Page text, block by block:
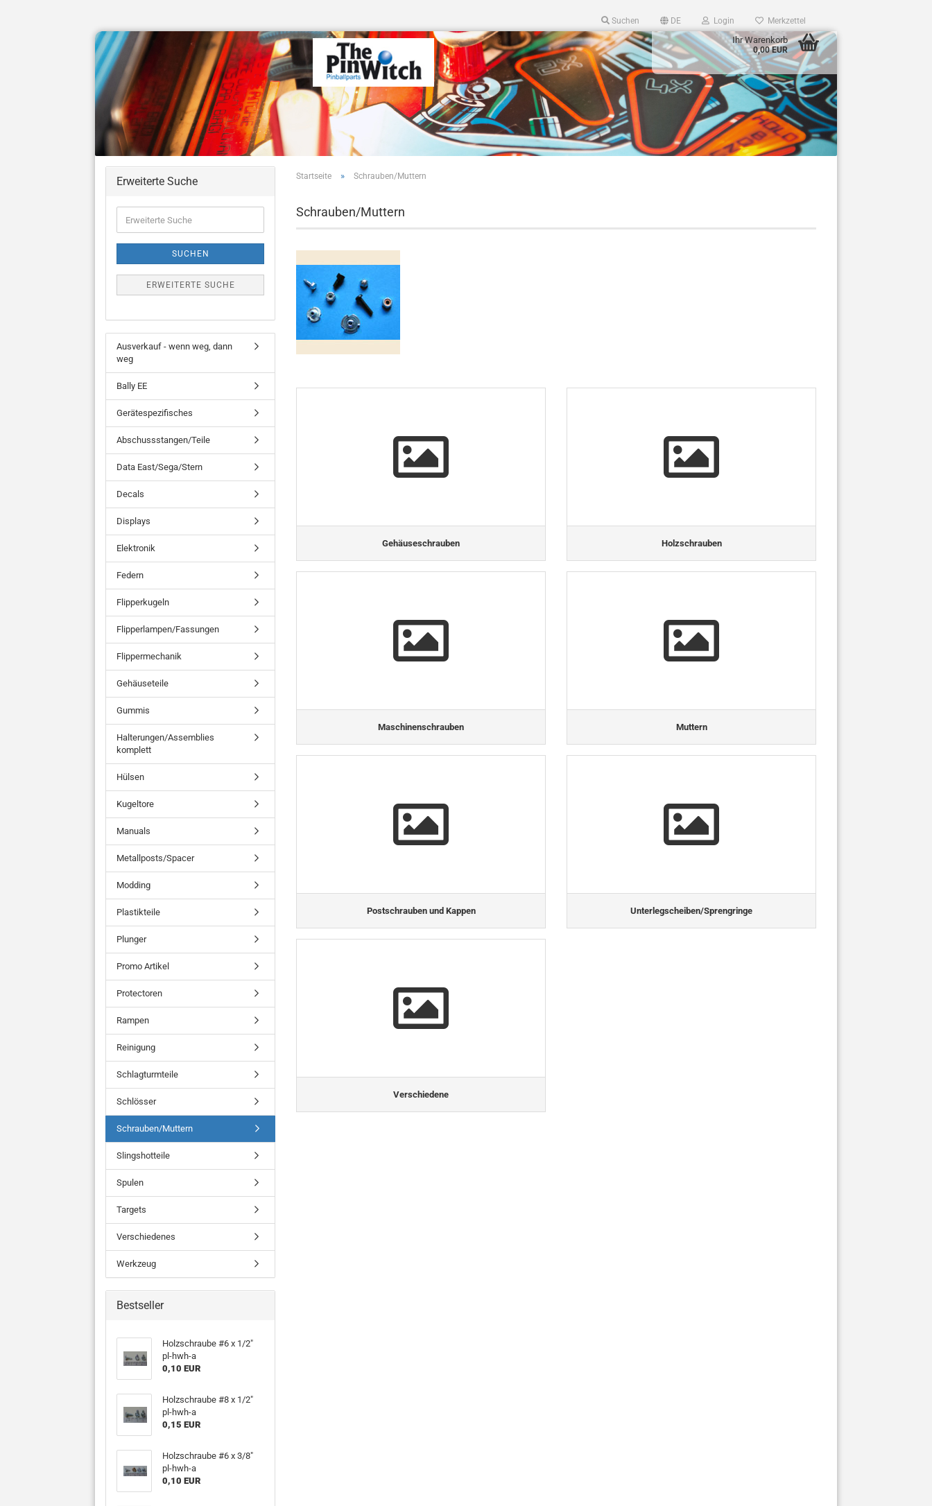
Suchen DE Login Merkzettel
Ihr Warenkorb
0,00 EUR
Startseite » Schrauben/Muttern
Schrauben/Muttern
Gehäuseschrauben Holzschrauben
Maschinenschrauben Muttern
Postschrauben und Kappen Unterlegscheiben/Sprengringe
Verschiedene
Erweiterte Suche
Suche
SUCHEN
ERWEITERTE SUCHE
Ausverkauf - wenn weg, dann
weg
Bally EE
Gerätespezifisches
Abschussstangen/Teile
Data East/Sega/Stern
Decals
Displays
Elektronik
Federn
Flipperkugeln
Flipperlampen/Fassungen
Flippermechanik
Gehäuseteile
Gummis
Halterungen/Assemblies
komplett
Hülsen
Kugeltore
Manuals
Metallposts/Spacer
Modding
Plastikteile
Plunger
Promo Artikel
Protectoren
Rampen
Reinigung
Schlagturmteile
Schlösser
Schrauben/Muttern
Slingshotteile
Spulen
Targets
Verschiedenes
Werkzeug
Bestseller
Holzschraube #6 x 1/2"
pl-hwh-a
0,10 EUR
Holzschraube #8 x 1/2"
pl-hwh-a
0,15 EUR
Holzschraube #6 x 3/8"
pl-hwh-a
0,10 EUR